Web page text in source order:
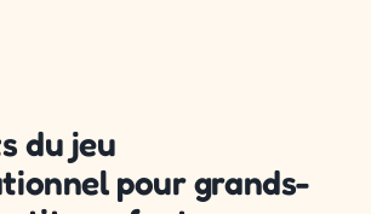
du jeu
pour grands-